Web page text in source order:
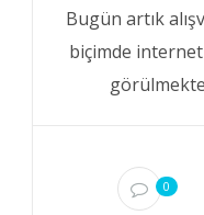
Bugün artık
biçimde
0